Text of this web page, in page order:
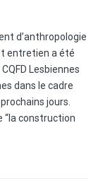
d’anthropologie
entretien a été
Lesbiennes
dans le cadre
jours.
“la construction